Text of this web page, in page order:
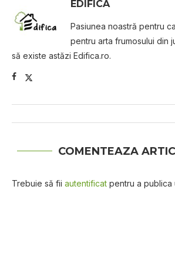
EDIFICA
Pasiunea noastră pentru
pentru arta frumosului din
să existe astăzi Edifica.ro.
COMENTEAZA
Trebuie să fii autentificat pentru a publica